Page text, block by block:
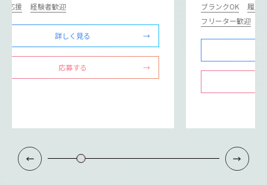
応援
経験者歓迎
詳しく見る
応募する
ブランクOK
履歴
フリーター歓迎